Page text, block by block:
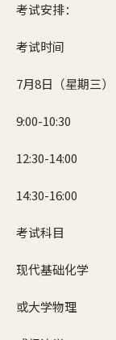
考试安排：
考试时间
7月8日（星期三）
9:00-10:30
12:30-14:00
14:30-16:00
考试科目
现代基础化学
或大学物理